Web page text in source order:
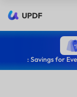
UPDF
: Savings for